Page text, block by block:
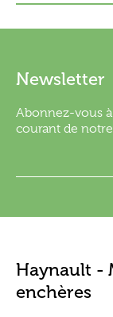
Newsletter
Abonnez-vous
courant de
Haynault -
enchères